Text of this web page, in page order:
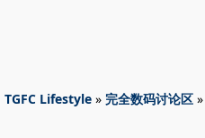
TGFC Lifestyle » 完全数码讨论区